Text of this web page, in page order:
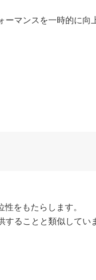
マンスを一時的に向
をもたらします。
ることと類似してい